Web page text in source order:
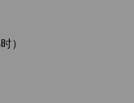
）